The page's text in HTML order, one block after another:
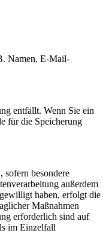
Namen, E-Mail-
entfällt. Wenn Sie ein
für die Speicherung
besondere
außerdem
haben, erfolgt die
Maßnahmen
erforderlich sind auf
im Einzelfall